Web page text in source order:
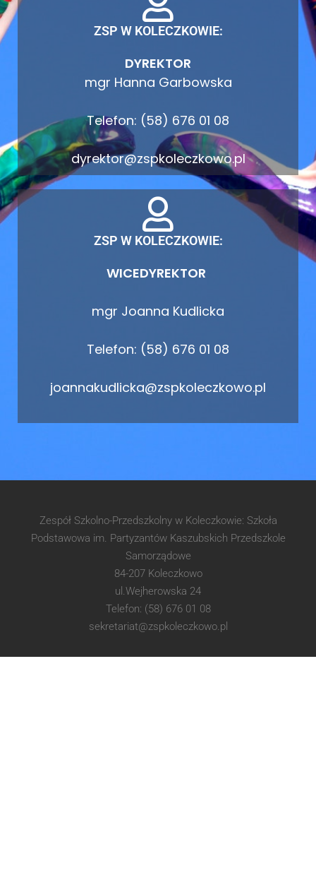
ZSP W KOLECZKOWIE:
DYREKTOR
mgr Hanna Garbowska
Telefon: (58) 676 01 08
dyrektor@zspkoleczkowo.pl
ZSP W KOLECZKOWIE:
WICEDYREKTOR
mgr Joanna Kudlicka
Telefon: (58) 676 01 08
joannakudlicka@zspkoleczkowo.pl
Zespół Szkolno-Przedszkolny w Koleczkowie: Szkoła
Podstawowa im. Partyzantów Kaszubskich Przedszkole
Samorządowe
84-207 Koleczkowo
ul.Wejherowska 24
Telefon: (58) 676 01 08
sekretariat@zspkoleczkowo.pl